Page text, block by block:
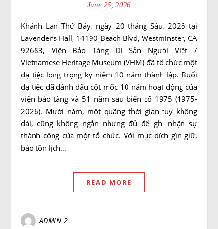
June 25, 2026
Khánh Lan Thứ Bảy, ngày 20 tháng Sáu, 2026 tại
Lavender’s Hall, 14190 Beach Blvd, Westminster, CA
92683, Viện Bảo Tàng Di Sản Người Việt /
Vietnamese Heritage Museum (VHM) đã tổ chức một
dạ tiệc long trọng kỷ niệm 10 năm thành lập. Buổi
dạ tiệc đã đánh dấu cột mốc 10 năm hoạt động của
viện bảo tàng và 51 năm sau biến cố 1975 (1975-
2026). Mười năm, một quãng thời gian tuy không
dài, cũng không ngắn nhưng đủ để ghi nhận sự
thành công của một tổ chức. Với mục đích gìn giữ,
bảo tồn lịch…
READ MORE
ADMIN 2